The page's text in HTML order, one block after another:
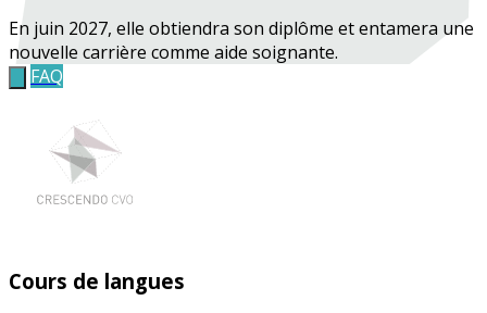
En juin 2027, elle obtiendra son diplôme et entamera une
nouvelle carrière comme aide soignante.
FAQ
Cours de langues